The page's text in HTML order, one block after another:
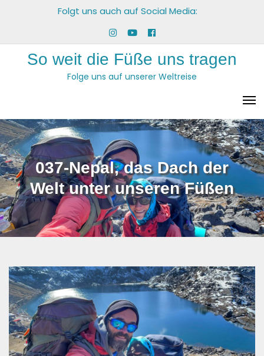
Folgt uns auch auf Social Media:
MenüeintragMenüeintrag
Menüeintrag
So weit die Füße uns tragen
Folge uns auf unserer Weltreise
037-Nepal, das Dach der
Welt unter unseren Füßen